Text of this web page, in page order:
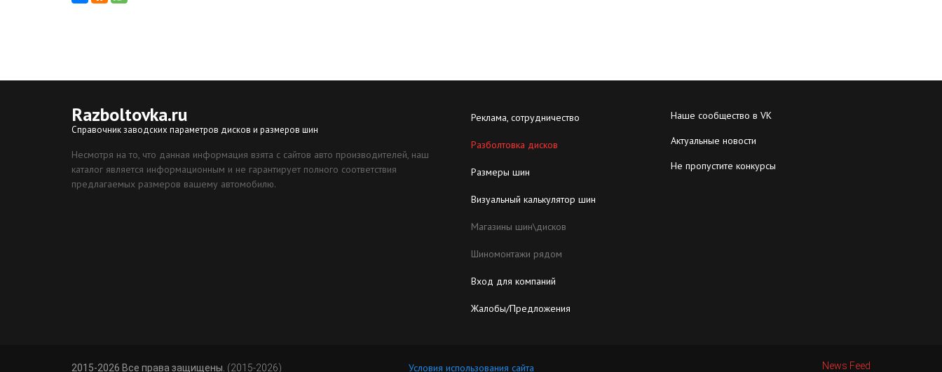
Razboltovka.ru
Справочник заводских параметров дисков и размеров шин
Несмотря на то, что данная информация взята с сайтов авто производителей, наш
каталог является информационным и не гарантирует полного соответствия
предлагаемых размеров вашему автомобилю.
Реклама, сотрудничество
Разболтовка дисков
Размеры шин
Визуальный калькулятор шин
Магазины шин\дисков
Шиномонтажи рядом
Вход для компаний
Жалобы/Предложения
Наше сообщество в VK
Актуальные новости
Не пропустите конкурсы
2015-2026 Все права защищены. (2015-2026) Условия использования сайта News Feed